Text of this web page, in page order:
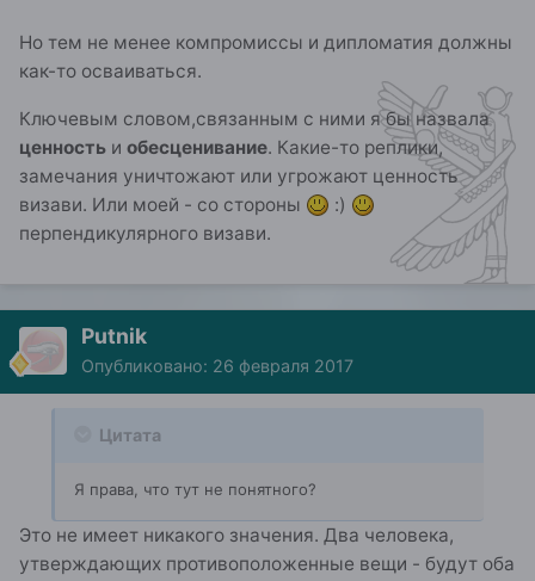
Но тем не менее компромиссы и дипломатия должны
как-то осваиваться.
Ключевым словом,связанным с ними я бы назвала
ценность и обесценивание. Какие-то реплики,
замечания уничтожают или угрожают ценность
визави. Или моей - со стороны
:)
перпендикулярного визави.
Putnik
Опубликовано: 26 февраля 2017
Цитата
Я права, что тут не понятного?
Это не имеет никакого значения. Два человека,
утверждающих противоположенные вещи - будут оба